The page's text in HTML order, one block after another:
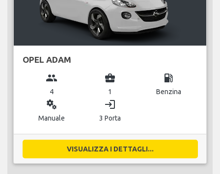
OPEL ADAM
group
4
business_center
1
local_gas_station
Benzina
miscellaneous_services
Manuale
login
3 Porta
VISUALIZZA I DETTAGLI...